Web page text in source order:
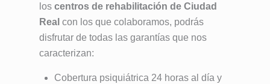
los centros de rehabilitación de Ciudad
Real con los que colaboramos, podrás
disfrutar de todas las garantías que nos
caracterizan:
Cobertura psiquiátrica 24 horas al día y